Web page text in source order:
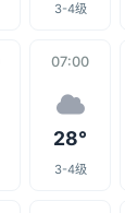
3-4级
07:00
28°
3-4级